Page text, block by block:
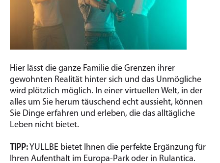
Hier lässt die ganze Familie die Grenzen ihrer
gewohnten Realität hinter sich und das Unmögliche
wird plötzlich möglich. In einer virtuellen Welt, in der
alles um Sie herum täuschend echt aussieht, können
Sie Dinge erfahren und erleben, die das alltägliche
Leben nicht bietet.
TIPP: YULLBE bietet Ihnen die perfekte Ergänzung für
Ihren Aufenthalt im Europa-Park oder in Rulantica.